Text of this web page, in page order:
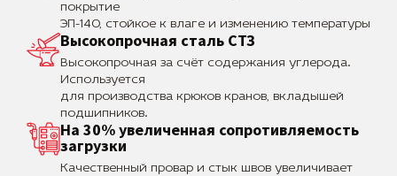
покрытие
ЭП-140, стойкое к влаге и изменению температуры
Высокопрочная сталь СТЗ
Высокопрочная за счёт содержания углерода.
Используется
для производства крюков кранов, вкладышей
подшипников.
На 30% увеличенная сопротивляемость
загрузки
Качественный провар и стык швов увеличивает